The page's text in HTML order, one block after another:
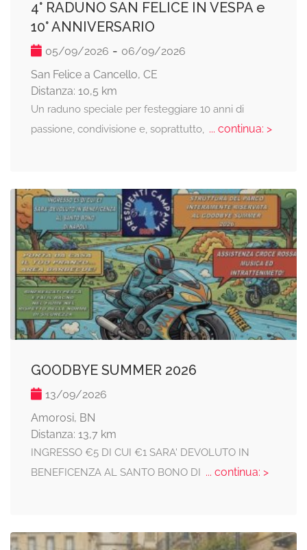
4° RADUNO SAN FELICE IN VESPA e
10° ANNIVERSARIO
05/09/2026 - 06/09/2026
San Felice a Cancello, CE
Distanza: 10,5 km
Un raduno speciale per festeggiare 10 anni di
passione, condivisione e, soprattutto, ... continua: >
GOODBYE SUMMER 2026
13/09/2026
Amorosi, BN
Distanza: 13,7 km
INGRESSO €5 DI CUI €1 SARA' DEVOLUTO IN
BENEFICENZA AL SANTO BONO DI ... continua: >